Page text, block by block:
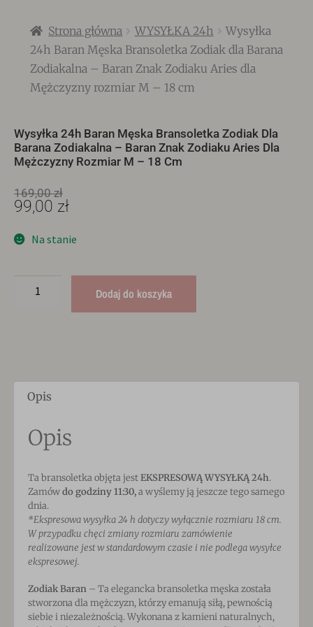
Strona główna WYSYŁKA 24h
Wysyłka
24h Baran Męska Bransoletka Zodiak dla Barana
Zodiakalna – Baran Znak Zodiaku Aries dla
Mężczyzny rozmiar M – 18 cm
Wysyłka 24h Baran Męska Bransoletka Zodiak Dla
Barana Zodiakalna – Baran Znak Zodiaku Aries Dla
Mężczyzny Rozmiar M – 18 Cm
169,00zł
99,00 zł
Na stanie
Dodaj do koszyka
Opis
Opis
Ta bransoletka objęta jestEKSPRESOWĄ WYSYŁKĄ 24h.
Zamówdo godziny 11:30,a wyślemy ją jeszcze tego samego
dnia.
*Ekspresowa wysyłka 24 h dotyczy wyłącznie rozmiaru 18 cm.
W przypadku chęci zmiany rozmiaru zamówienie
realizowane jest w standardowym czasie i nie podlega wysyłce
ekspresowej.
Zodiak Baran – Ta elegancka bransoletka męska została
stworzona dla mężczyzn, którzy emanują siłą, pewnością
siebie i niezależnością. Wykonana z kamieni naturalnych,